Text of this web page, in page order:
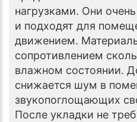
нагрузками. Они
и подходят для
движением.
сопротивлением
влажном состоянии.
снижается шум в
звукопоглощающих
После укладки не